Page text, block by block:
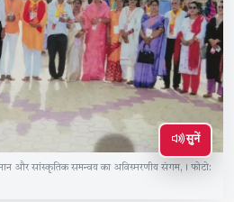
सुनें
और सांस्कृतिक समन्वय का अविस्मरणीय संगम,। फोटो: